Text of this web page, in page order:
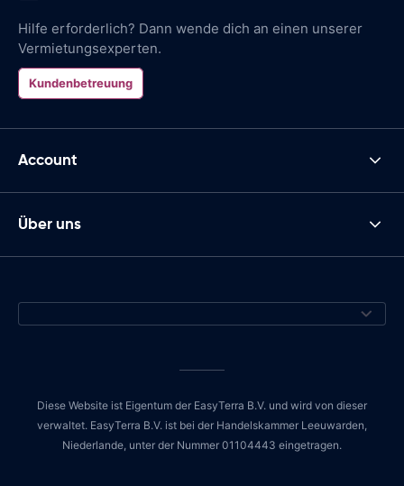
Hilfe erforderlich? Dann wende dich an einen unserer
Vermietungsexperten.
Kundenbetreuung
Account
Über uns
Diese Website ist Eigentum der EasyTerra B.V. und wird von dieser
verwaltet. EasyTerra B.V. ist bei der Handelskammer Leeuwarden,
Niederlande, unter der Nummer 01104443 eingetragen.